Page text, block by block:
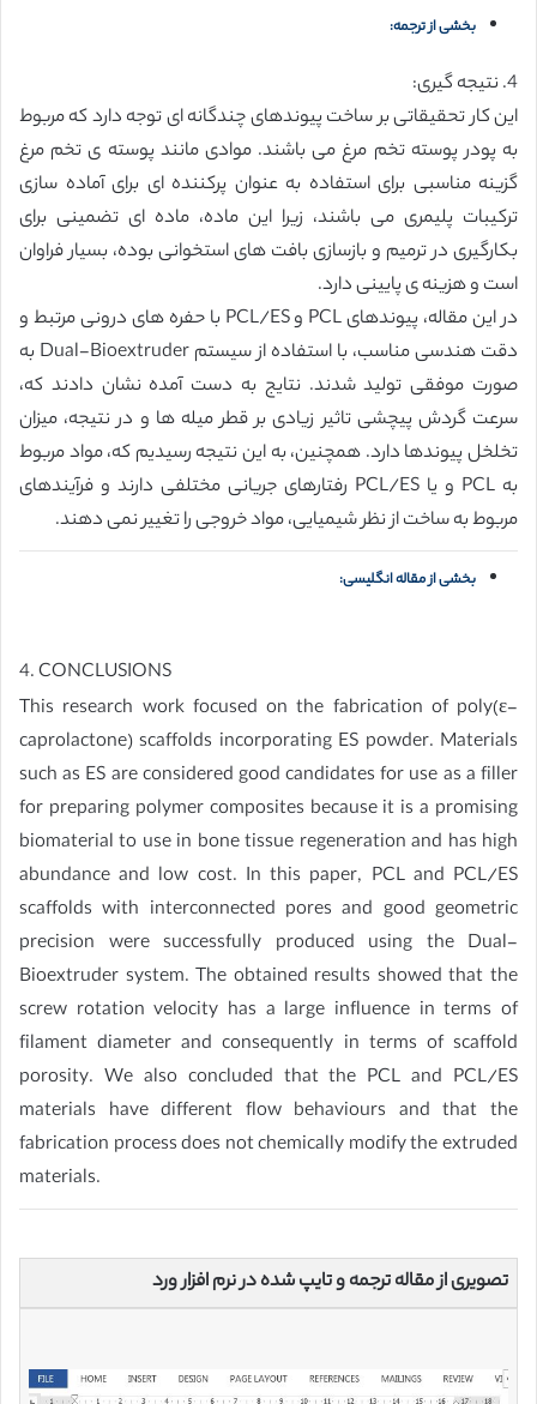
بخشی از ترجمه:
4. نتیجه گیری:
این کار تحقیقاتی بر ساخت پیوندهای چندگانه ای توجه دارد که مربوط
به پودر پوسته تخم مرغ می باشند. موادی مانند پوسته ی تخم مرغ
گزینه مناسبی برای استفاده به عنوان پرکننده ای برای آماده سازی
ترکیبات پلیمری می باشند، زیرا این ماده، ماده ای تضمینی برای
بکارگیری در ترمیم و بازسازی بافت های استخوانی بوده، بسیار فراوان
است و هزینه ی پایینی دارد.
در این مقاله، پیوندهای PCL و PCL/ES با حفره های درونی مرتبط و
دقت هندسی مناسب، با استفاده از سیستم Dual-Bioextruder به
صورت موفقی تولید شدند. نتایج به دست آمده نشان دادند که،
سرعت گردش پیچشی تاثیر زیادی بر قطر میله ها و در نتیجه، میزان
تخلخل پیوندها دارد. همچنین، به این نتیجه رسیدیم که، مواد مربوط
به PCL و یا PCL/ES رفتارهای جریانی مختلفی دارند و فرآیندهای
مربوط به ساخت از نظر شیمیایی، مواد خروجی را تغییر نمی دهند.
بخشی از مقاله انگلیسی:
4. CONCLUSIONS
This research work focused on the fabrication of poly(ε-
caprolactone) scaffolds incorporating ES powder. Materials
such as ES are considered good candidates for use as a filler
for preparing polymer composites because it is a promising
biomaterial to use in bone tissue regeneration and has high
abundance and low cost. In this paper, PCL and PCL/ES
scaffolds with interconnected pores and good geometric
precision were successfully produced using the Dual-
Bioextruder system. The obtained results showed that the
screw rotation velocity has a large influence in terms of
filament diameter and consequently in terms of scaffold
porosity. We also concluded that the PCL and PCL/ES
materials have different flow behaviours and that the
fabrication process does not chemically modify the extruded
materials.
تصویری از مقاله ترجمه و تایپ شده در نرم افزار ورد